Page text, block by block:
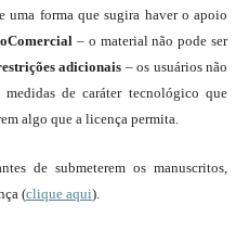
uma forma que sugira haver o apoio
– o material não pode ser
adicionais – os usuários não
de caráter tecnológico que
algo que a licença permita.
de submeterem os manuscritos,
(clique aqui).